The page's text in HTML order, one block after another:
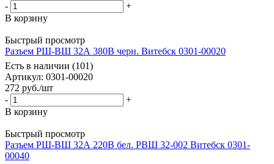
-
+
В корзину
Быстрый просмотр
Разъем РШ-ВШ 32А 380В черн. Витебск 0301-00020
Есть в наличии (101)
Артикул: 0301-00020
272 руб./шт
-
+
В корзину
Быстрый просмотр
Разъем РШ-ВШ 32А 220В бел. РВШ 32-002 Витебск 0301-
00040